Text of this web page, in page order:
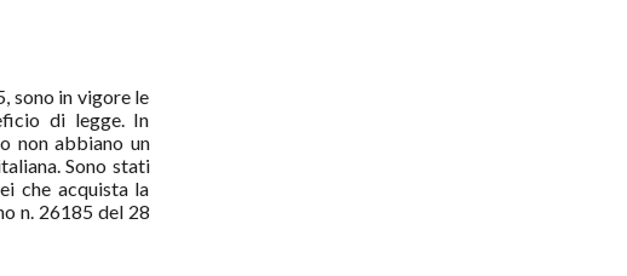
sono in vigore le
di legge. In
non abbiano un
Sono stati
che acquista la
n. 26185 del 28